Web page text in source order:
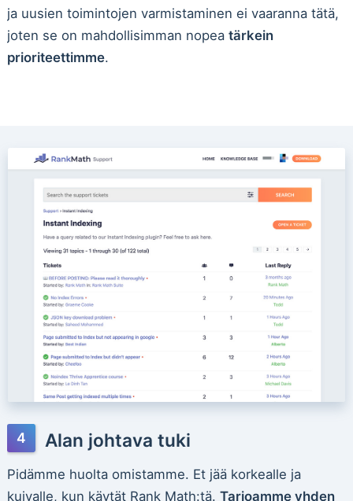
ja uusien toimintojen varmistaminen ei vaaranna tätä,
joten se on mahdollisimman nopea tärkein
prioriteettimme.
Alan johtava tuki
Pidämme huolta omistamme. Et jää korkealle ja
kuivalle, kun käytät Rank Math:tä. Tarjoamme yhden